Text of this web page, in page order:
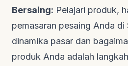
Bersaing: Pelajari produk,
pemasaran pesaing Anda di
dinamika pasar dan
produk Anda adalah